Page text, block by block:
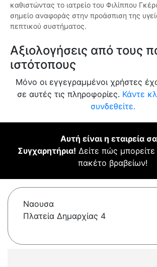
καθιστώντας το ιατρείο του Φιλίππου
σημείο αναφοράς στην προάσπιση της
πεπτικού συστήματος.
Αξιολογήσεις από τους
ιστότοπους
Μόνο οι εγγεγραμμένοι χρήστες
σε αυτές τις πληροφορίες. Κάντε
συνδεθείτε.
Αυτή είναι η εταιρεία
Συγχαρητήρια! Δείτε πώς
πακέτο βραβείων!
Ναουσα
Πλατεία Δημαρχίας 4